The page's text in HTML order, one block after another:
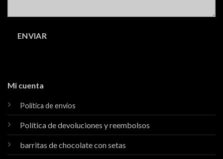
Mi cuenta
Política de envíos
Política de devoluciones y reembolsos
barritas de chocolate con setas